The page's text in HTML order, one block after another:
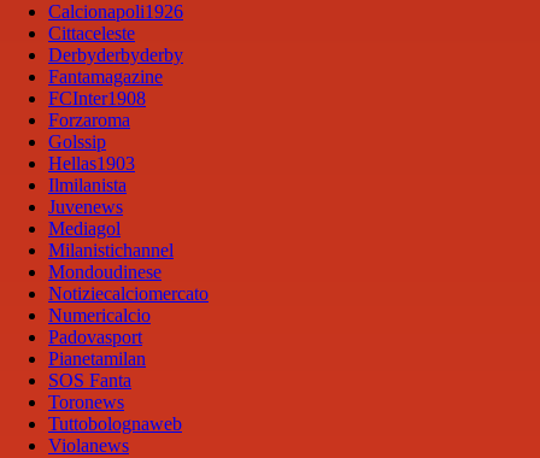
Calcionapoli1926
Cittaceleste
Derbyderbyderby
Fantamagazine
FCInter1908
Forzaroma
Golssip
Hellas1903
Ilmilanista
Juvenews
Mediagol
Milanistichannel
Mondoudinese
Notiziecalciomercato
Numericalcio
Padovasport
Pianetamilan
SOS Fanta
Toronews
Tuttobolognaweb
Violanews